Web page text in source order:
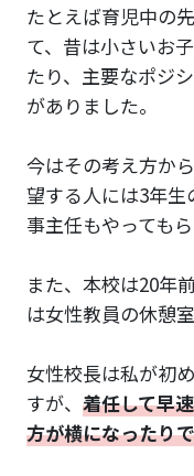
たとえば育児中の
て、昔は小さいお
たり、主要なポジ
がありました。
今はその考え方か
望する人には3年生
事主任もやってもら
また、本校は20年
は女性教員の休憩
女性校長は私が初
すが、 着任して早
方が横になったり